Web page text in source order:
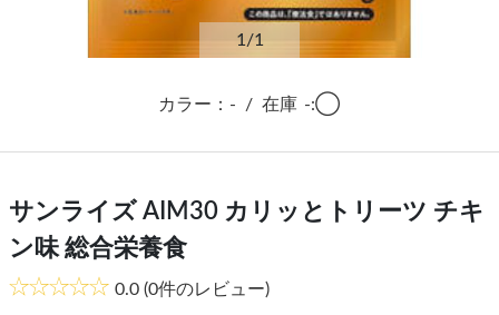
1/1
カラー：- / 在庫 -:◯
サンライズ AIM30 カリッとトリーツ チキ
ン味 総合栄養食
0.0 (0件のレビュー)